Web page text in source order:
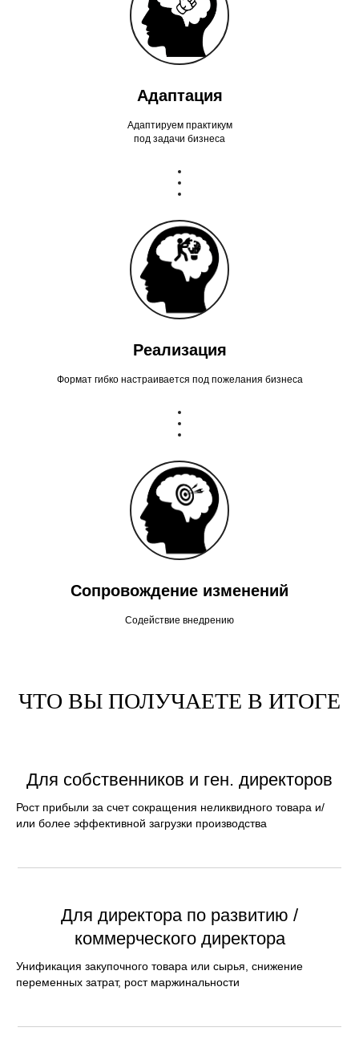
Адаптация
Адаптируем практикум
под задачи бизнеса
Реализация
Формат гибко настраивается под пожелания бизнеса
Сопровождение изменений
Содействие внедрению
ЧТО ВЫ ПОЛУЧАЕТЕ В ИТОГЕ
Для собственников и ген. директоров
Рост прибыли за счет сокращения неликвидного товара и/
или более эффективной загрузки производства
Для директора по развитию /
коммерческого директора
Унификация закупочного товара или сырья, снижение
переменных затрат, рост маржинальности